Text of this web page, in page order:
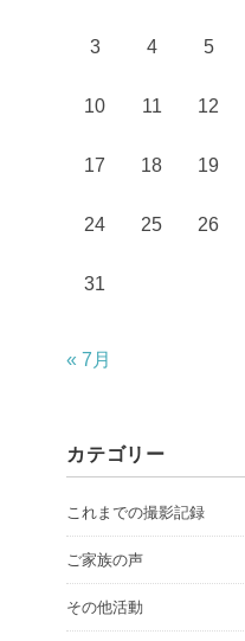
3 4 5
10 11 12
17 18 19
24 25 26
31
« 7月
カテゴリー
これまでの撮影記録
ご家族の声
その他活動